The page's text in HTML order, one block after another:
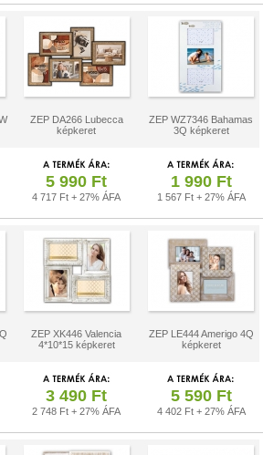
ZEP DA266 Lubecca
képkeret
ZEP WZ7346 Bahamas
3Q képkeret
5 990 Ft
4 717 Ft + 27% ÁFA
1 990 Ft
1 567 Ft + 27% ÁFA
ZEP XK446 Valencia
4*10*15 képkeret
ZEP LE444 Amerigo 4Q
képkeret
3 490 Ft
2 748 Ft + 27% ÁFA
5 590 Ft
4 402 Ft + 27% ÁFA